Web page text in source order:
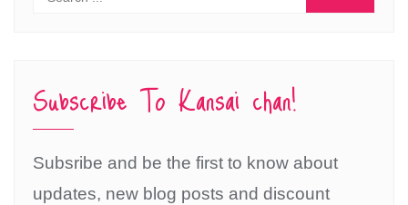
Subscribe To Kansai chan!
Subsribe and be the first to know about
updates, new blog posts and discount